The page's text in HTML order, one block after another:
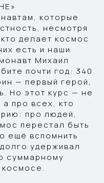
которые
несмотря
делает космос
есть и наши
Михаил
почти год: 340
— первый герой,
Но этот курс — не
про всех, кто
про людей,
перестал быть
ещё вспомнить
удерживал
суммарному